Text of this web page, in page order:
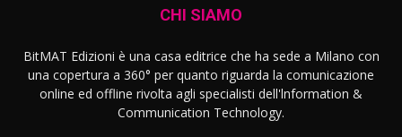
CHI SIAMO
BitMAT Edizioni è una casa editrice che ha sede a Milano con
una copertura a 360° per quanto riguarda la comunicazione
online ed offline rivolta agli specialisti dell'lnformation &
Communication Technology.